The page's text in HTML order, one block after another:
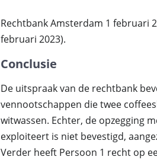
Rechtbank Amsterdam 1 februari
februari 2023).
Conclusie
De uitspraak van de rechtbank
vennootschappen die twee
witwassen. Echter, de opzegging
exploiteert is niet bevestigd,
Verder heeft Persoon 1 recht op